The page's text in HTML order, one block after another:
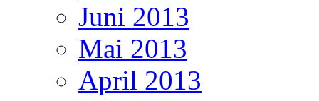
Juni 2013
Mai 2013
April 2013